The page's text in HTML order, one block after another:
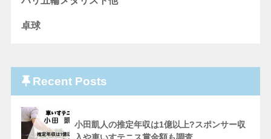
卓球
Recent Posts
小田凱人の推定年収は1億以上?スポンサー収